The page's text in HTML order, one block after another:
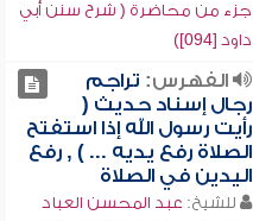
جزء من محاضرة ( شرح سنن أبي
داود [094])
الفهرس: تراجم
رجال إسناد حديث (
رأيت رسول الله إذا استفتح
الصلاة رفع يديه ... ) , رفع
اليدين في الصلاة
للشيخ: عبد المحسن العباد